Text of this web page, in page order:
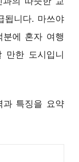
됩니다. 마쓰야
에 혼자 여행
만한 도시입니
과 특징을 요약